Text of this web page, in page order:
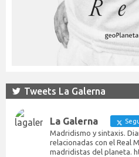
Tweets La Galerna
La Galerna
Madridismo y sintaxis.
relacionadas con el Real
madridistas del planeta.